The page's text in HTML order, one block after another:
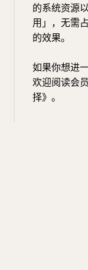
的系统资源
用」，无需
的效果。
如果你想进
欢迎阅读会
择》。